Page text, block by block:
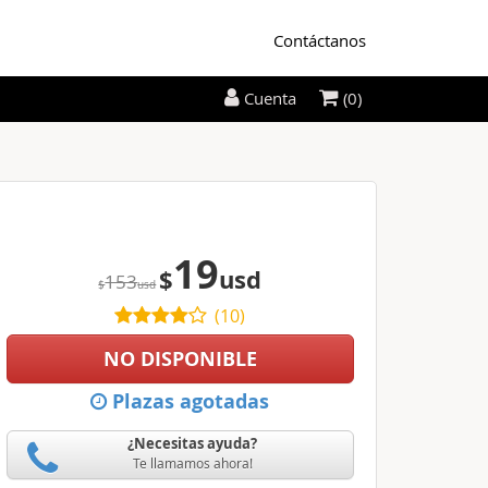
Contáctanos
$153usd $19usd
(10)
NO DISPONIBLE
Plazas agotadas
¿Necesitas ayuda?
Te llamamos ahora!
Cuenta (0)